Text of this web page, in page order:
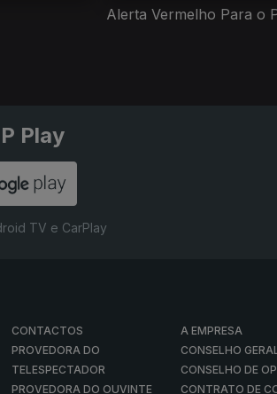
Alerta Vermelho Para o
Play
TV e CarPlay
CONTACTOS
PROVEDORA DO
TELESPECTADOR
PROVEDORA DO OUVINTE
A EMPRESA
CONSELHO
CONSELHO DE
CONTRATO DE